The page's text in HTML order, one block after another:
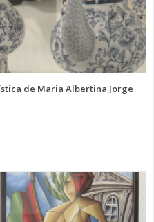
de Maria Albertina Jorge